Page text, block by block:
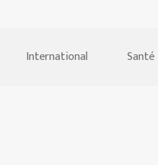
International Santé